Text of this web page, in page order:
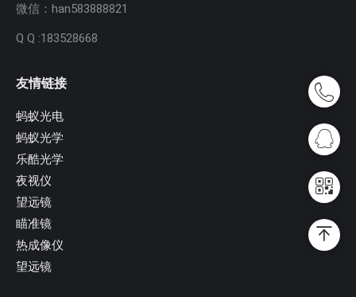
微信：han583888821
Q Q :183528668
友情链接
蚂蚁光电
蚂蚁光学
乐酷光学
夜视仪
望远镜
瞄准镜
热成像仪
望远镜